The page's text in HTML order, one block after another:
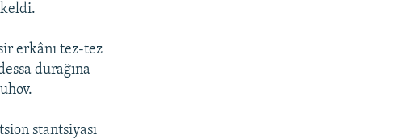
erkânı tez-tez
durağına
stantsiyası